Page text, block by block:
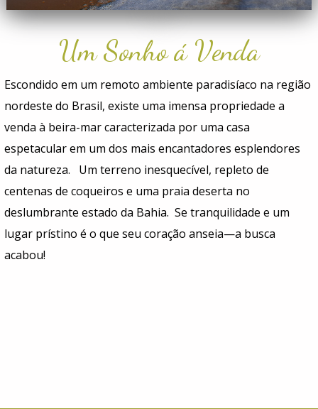
Um Sonho á Venda
Escondido em um remoto ambiente paradisíaco na região
nordeste do Brasil, existe uma imensa propriedade a
venda à beira-mar caracterizada por uma casa
espetacular em um dos mais encantadores esplendores
da natureza. Um terreno inesquecível, repleto de
centenas de coqueiros e uma praia deserta no
deslumbrante estado da Bahia. Se tranquilidade e um
lugar prístino é o que seu coração anseia—a busca
acabou!